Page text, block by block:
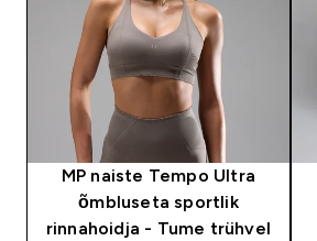
MP naiste Tempo Ultra
õmbluseta sportlik
rinnahoidja - Tume trühvel